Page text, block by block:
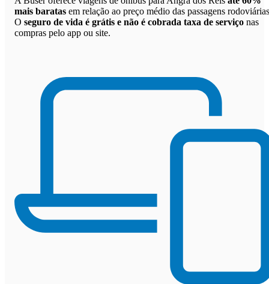
mais baratas em relação ao preço médio das passagens
O seguro de vida é grátis e não é cobrada taxa de serviço nas
compras pelo app ou site.